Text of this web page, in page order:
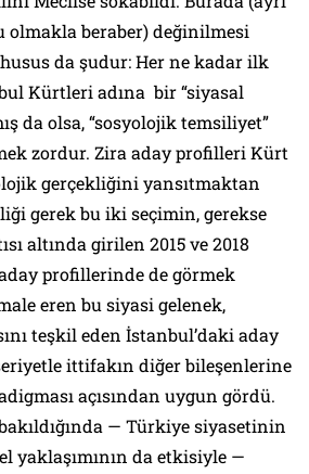
olmakla beraber) değinilmesi
da şudur: Her ne kadar ilk
Kürtleri adına bir “siyasal
da olsa, “sosyolojik temsiliyet”
zordur. Zira aday profilleri Kürt
gerçekliğini yansıtmaktan
gerek bu iki seçimin, gerekse
altında girilen 2015 ve 2018
profillerinde de görmek
eren bu siyasi gelenek,
teşkil eden İstanbul’daki aday
ittifakın diğer bileşenlerine
açısından uygun gördü.
— Türkiye siyasetinin
yaklaşımının da etkisiyle —